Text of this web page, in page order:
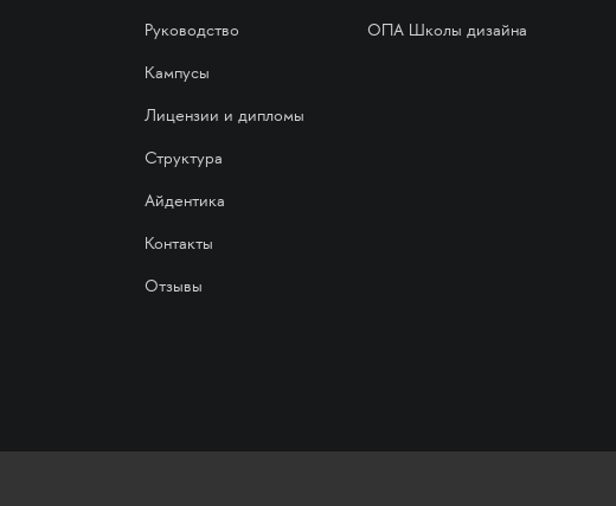
Руководство
Кампусы
Лицензии и дипломы
Структура
Айдентика
Контакты
Отзывы
ОПА Школы дизайна